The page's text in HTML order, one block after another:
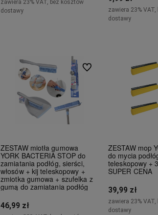
zawiera 23% VAT, bez kosztów
dostawy
zawiera 23%
dostawy
ZESTAW miotła gumowa
YORK BACTERIA STOP do
zamiatania podłóg, sierści,
włosów + kij teleskopowy +
zmiotka gumowa + szufelka z
gumą do zamiatania podłóg
46,99 zł
Do ulubionych
ZESTAW mop
do mycia
teleskopowy +
SUPER CENA
39,99 zł
zawiera 23%
dostawy